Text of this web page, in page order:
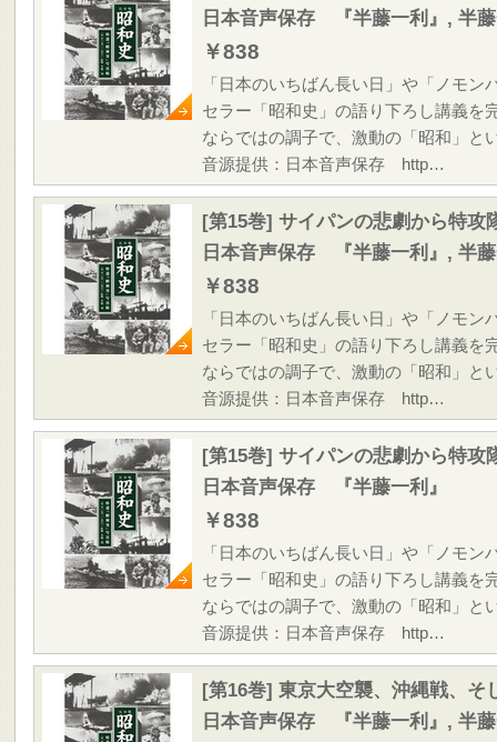
日本音声保存 『半藤一利』, 半
￥838
「日本のいちばん長い日」や「ノモ
セラー「昭和史」の語り下ろし講義を
ならではの調子で、激動の「昭和」
音源提供：日本音声保存 http…
[第15巻] サイパンの悲劇から特攻
日本音声保存 『半藤一利』, 半
￥838
「日本のいちばん長い日」や「ノモ
セラー「昭和史」の語り下ろし講義を
ならではの調子で、激動の「昭和」
音源提供：日本音声保存 http…
[第15巻] サイパンの悲劇から特攻
日本音声保存 『半藤一利』
￥838
「日本のいちばん長い日」や「ノモ
セラー「昭和史」の語り下ろし講義を
ならではの調子で、激動の「昭和」
音源提供：日本音声保存 http…
[第16巻] 東京大空襲、沖縄戦、そ
日本音声保存 『半藤一利』, 半